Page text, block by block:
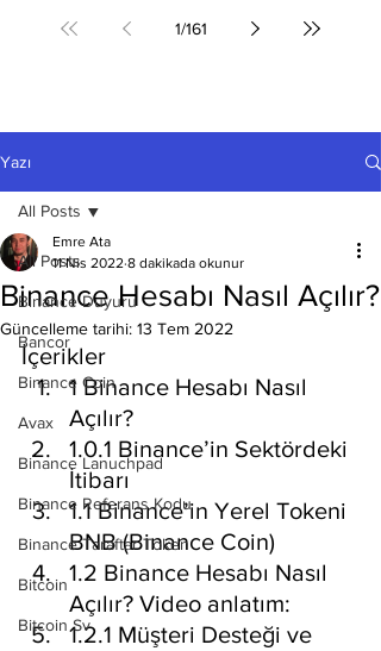
1/161
Yazı
All Posts
Binance Duyuru
Bancor
Binance Coin
Avax
Binance Lanuchpad
Binance Referans Kodu
Binance Taraftar Token
Bitcoin
Bitcoin Sv
All Posts
Binance Hesabı Nasıl Açılır?
Emre Ata
11 Nis 2022 8 dakikada okunur
Güncelleme tarihi: 13 Tem 2022
İçerikler
1 Binance Hesabı Nasıl
Açılır?
1.0.1 Binance’in Sektördeki
İtibarı
1.1 Binance’in Yerel Tokeni
BNB (Binance Coin)
1.2 Binance Hesabı Nasıl
Açılır? Video anlatım:
1.2.1 Müşteri Desteği ve